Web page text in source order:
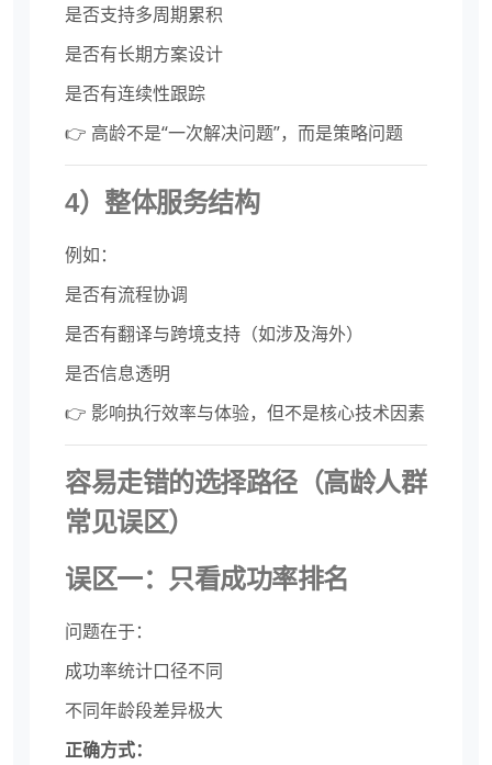
是否支持多周期累积
是否有长期方案设计
是否有连续性跟踪
👉 高龄不是“一次解决问题”，而是策略问题
4）整体服务结构
例如：
是否有流程协调
是否有翻译与跨境支持（如涉及海外）
是否信息透明
👉 影响执行效率与体验，但不是核心技术因素
容易走错的选择路径（高龄人群
常见误区）
误区一：只看成功率排名
问题在于：
成功率统计口径不同
不同年龄段差异极大
正确方式：